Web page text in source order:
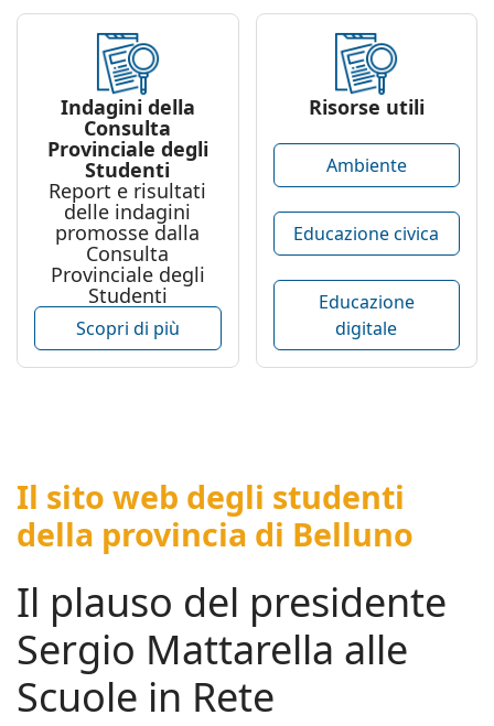
Indagini della
Consulta
Provinciale degli
Studenti
Report e risultati
delle indagini
promosse dalla
Consulta
Provinciale degli
Studenti
Scopri di più
Risorse utili
Ambiente
Educazione civica
Educazione
digitale
Il sito web degli studenti
della provincia di Belluno
Il plauso del presidente
Sergio Mattarella alle
Scuole in Rete